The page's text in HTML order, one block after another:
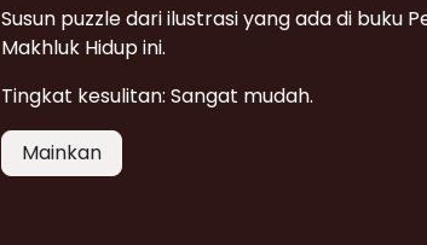
Susun puzzle dari ilustrasi yang ada di buku
Makhluk Hidup ini.
Tingkat kesulitan: Sangat mudah.
Mainkan